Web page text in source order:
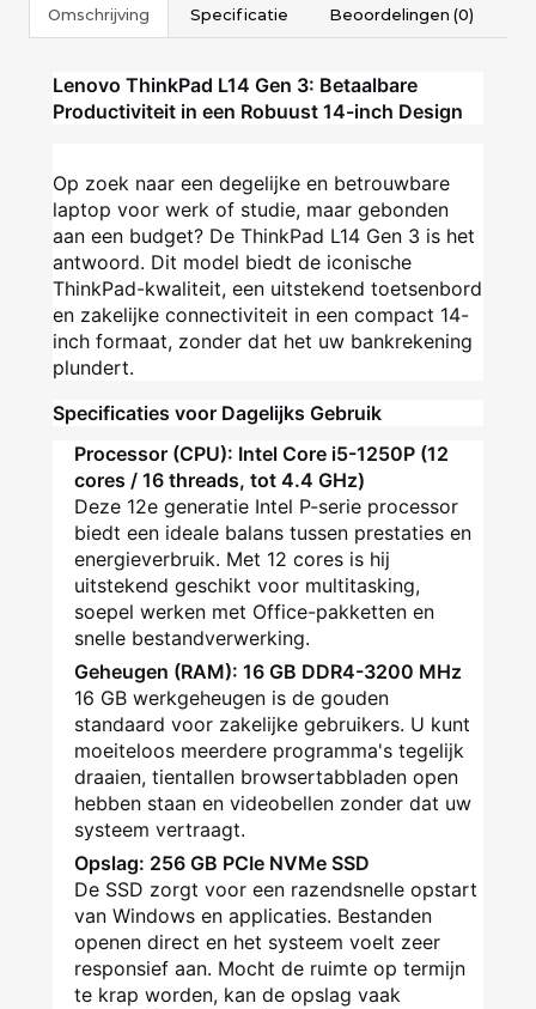
Omschrijving Specificatie Beoordelingen (0)
Lenovo ThinkPad L14 Gen 3: Betaalbare
Productiviteit in een Robuust 14-inch Design
Op zoek naar een degelijke en betrouwbare
laptop voor werk of studie, maar gebonden
aan een budget? De ThinkPad L14 Gen 3 is het
antwoord. Dit model biedt de iconische
ThinkPad-kwaliteit, een uitstekend toetsenbord
en zakelijke connectiviteit in een compact 14-
inch formaat, zonder dat het uw bankrekening
plundert.
Specificaties voor Dagelijks Gebruik
Processor (CPU): Intel Core i5-1250P (12
cores / 16 threads, tot 4.4 GHz)
Deze 12e generatie Intel P-serie processor
biedt een ideale balans tussen prestaties en
energieverbruik. Met 12 cores is hij
uitstekend geschikt voor multitasking,
soepel werken met Office-pakketten en
snelle bestandverwerking.
Geheugen (RAM): 16 GB DDR4-3200 MHz
16 GB werkgeheugen is de gouden
standaard voor zakelijke gebruikers. U kunt
moeiteloos meerdere programma's tegelijk
draaien, tientallen browsertabbladen open
hebben staan en videobellen zonder dat uw
systeem vertraagt.
Opslag: 256 GB PCIe NVMe SSD
De SSD zorgt voor een razendsnelle opstart
van Windows en applicaties. Bestanden
openen direct en het systeem voelt zeer
responsief aan. Mocht de ruimte op termijn
te krap worden, kan de opslag vaak